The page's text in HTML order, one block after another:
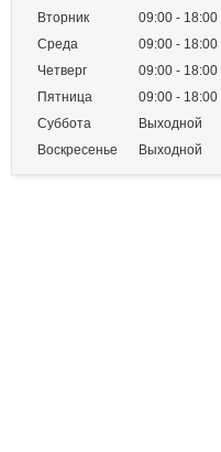
Вторник
09:00
18:00
Среда
09:00
18:00
Четверг
09:00
18:00
Пятница
09:00
18:00
Суббота
Выходной
Воскресенье
Выходной